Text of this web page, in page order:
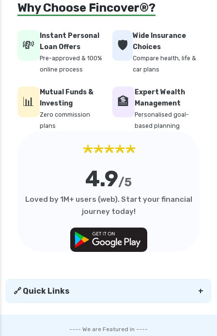
personal loan in chennai
personal loan in cochin
personal loan in coimbatore
personal loan in delhi
personal loan in karnataka
personal loan in kerala
personal loan in lucknow
personal loan in madurai
personal loan in tamilnadu
personal loan in tirunelveli
personal loan in uttar pradesh
personal loans for medical emergency
sbi personal loan interest rates
Why Choose Fincover®?
💸
Instant Personal
Loan Offers
Pre-approved & 100%
online process
🛡️
Wide Insurance
Choices
Compare health, life &
car plans
📊
Mutual Funds &
Investing
Zero commission
plans
🏦
Expert Wealth
Management
Personalised goal-
based planning
★★★★★
4.9/5
Loved by 1M+ users (web). Start your financial
journey today!
🔗 Quick Links +
---- We are Featured in ----